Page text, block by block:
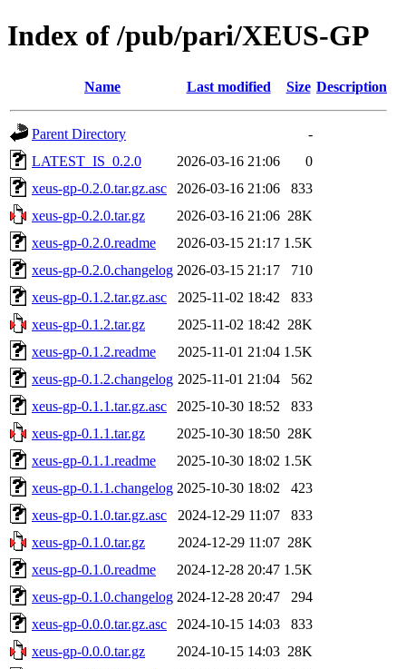
Index of /pub/pari/XEUS-GP
Name Last modified Size Description
Parent Directory
-
LATEST_IS_0.2.0
2026-03-16 21:06
0
xeus-gp-0.2.0.tar.gz.asc
2026-03-16 21:06
833
xeus-gp-0.2.0.tar.gz
2026-03-16 21:06 28K
xeus-gp-0.2.0.readme
2026-03-15 21:17 1.5K
xeus-gp-0.2.0.changelog 2026-03-15 21:17
710
xeus-gp-0.1.2.tar.gz.asc
2025-11-02 18:42
833
xeus-gp-0.1.2.tar.gz
2025-11-02 18:42 28K
xeus-gp-0.1.2.readme
2025-11-01 21:04 1.5K
xeus-gp-0.1.2.changelog 2025-11-01 21:04
562
xeus-gp-0.1.1.tar.gz.asc
2025-10-30 18:52
833
xeus-gp-0.1.1.tar.gz
2025-10-30 18:50 28K
xeus-gp-0.1.1.readme
2025-10-30 18:02 1.5K
xeus-gp-0.1.1.changelog 2025-10-30 18:02
423
xeus-gp-0.1.0.tar.gz.asc
2024-12-29 11:07
833
xeus-gp-0.1.0.tar.gz
2024-12-29 11:07 28K
xeus-gp-0.1.0.readme
2024-12-28 20:47 1.5K
xeus-gp-0.1.0.changelog 2024-12-28 20:47
294
xeus-gp-0.0.0.tar.gz.asc
2024-10-15 14:03
833
xeus-gp-0.0.0.tar.gz
2024-10-15 14:03 28K